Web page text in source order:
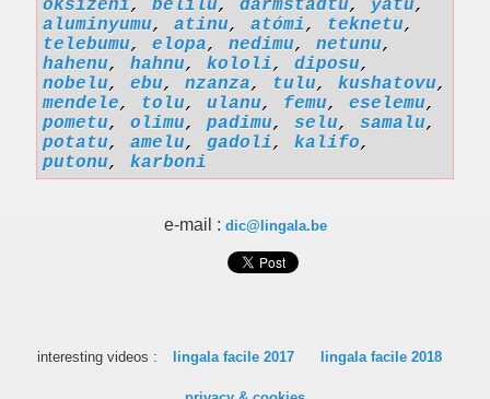
oksizeni, belilu, darmstadtu, yatu,
aluminyumu, atinu, atómi, teknetu,
telebumu, elopa, nedimu, netunu,
hahenu, hahnu, kololi, diposu,
nobelu, ebu, nzanza, tulu, kushatovu,
mendele, tolu, ulanu, femu, eselemu,
pometu, olimu, padimu, selu, samalu,
potatu, amelu, gadoli, kalifo,
putonu, karboni
e-mail : dic@lingala.be
interesting videos : lingala facile 2017 lingala facile 2018